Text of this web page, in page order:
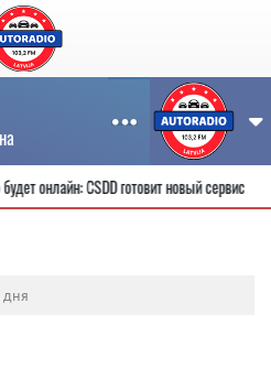
онлайн: CSDD готовит новый сервис